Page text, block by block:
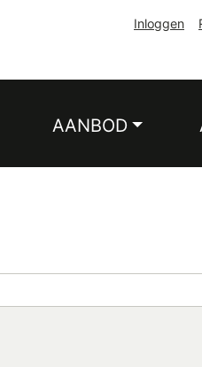
Inloggen
AANBOD